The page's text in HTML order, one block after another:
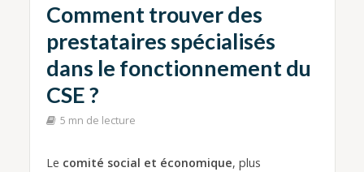
Comment trouver des
prestataires spécialisés
dans le fonctionnement du
CSE ?
5 mn de lecture
Le comité social et économique, plus